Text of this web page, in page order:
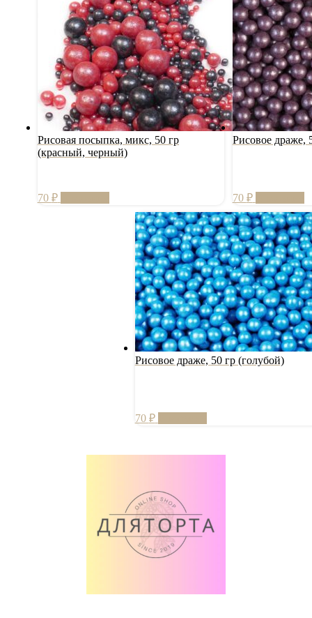
Рисовая посыпка, микс, 50 гр
(красный, черный)
70 ₽
Рисовое драже,
70 ₽
Рисовое драже, 50 гр (голубой)
70 ₽